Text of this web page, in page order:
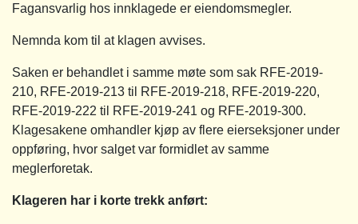
Fagansvarlig hos innklagede er eiendomsmegler.
Nemnda kom til at klagen avvises.
Saken er behandlet i samme møte som sak RFE-2019-
210, RFE-2019-213 til RFE-2019-218, RFE-2019-220,
RFE-2019-222 til RFE-2019-241 og RFE-2019-300.
Klagesakene omhandler kjøp av flere eierseksjoner under
oppføring, hvor salget var formidlet av samme
meglerforetak.
Klageren har i korte trekk anført: